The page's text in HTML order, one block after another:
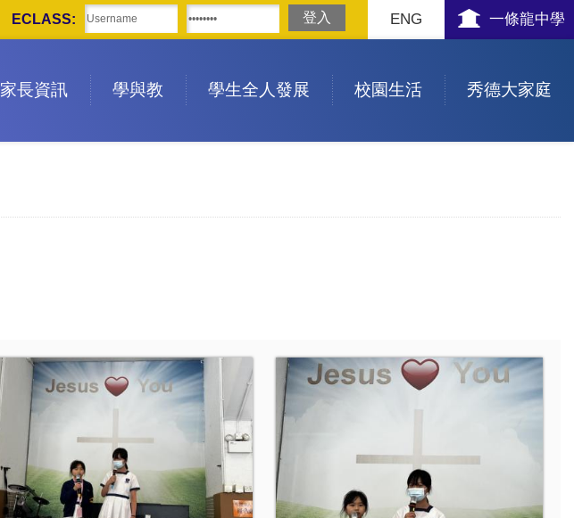
一條龍中學
ENG
ECLASS:
家長資訊 學與教 學生全人發展 校園生活 秀德大家庭